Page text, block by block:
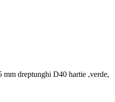
mm dreptunghi D40 hartie ,verde,